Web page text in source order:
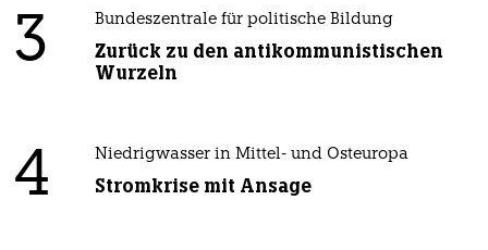
3 Bundeszentrale für politische Bildung
Zurück zu den antikommunistischen
Wurzeln
4 Niedrigwasser in Mittel- und Osteuropa
Stromkrise mit Ansage